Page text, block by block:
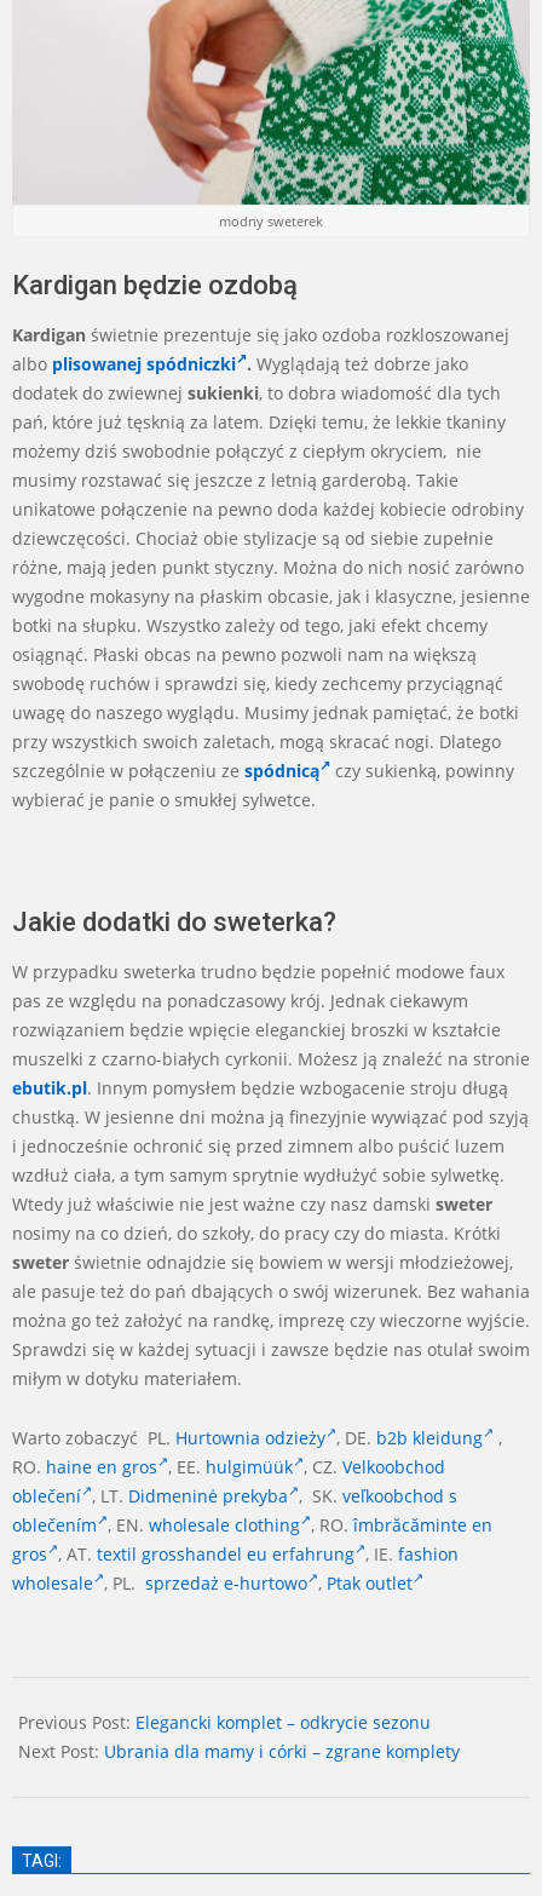
modny sweterek
Kardigan będzie ozdobą
Kardigan świetnie prezentuje się jako ozdoba rozkloszowanej
albo plisowanej spódniczki . Wyglądają też dobrze jako
dodatek do zwiewnej sukienki, to dobra wiadomość dla tych
pań, które już tęsknią za latem. Dzięki temu, że lekkie tkaniny
możemy dziś swobodnie połączyć z ciepłym okryciem, nie
musimy rozstawać się jeszcze z letnią garderobą. Takie
unikatowe połączenie na pewno doda każdej kobiecie odrobiny
dziewczęcości. Chociaż obie stylizacje są od siebie zupełnie
różne, mają jeden punkt styczny. Można do nich nosić zarówno
wygodne mokasyny na płaskim obcasie, jak i klasyczne, jesienne
botki na słupku. Wszystko zależy od tego, jaki efekt chcemy
osiągnąć. Płaski obcas na pewno pozwoli nam na większą
swobodę ruchów i sprawdzi się, kiedy zechcemy przyciągnąć
uwagę do naszego wyglądu. Musimy jednak pamiętać, że botki
przy wszystkich swoich zaletach, mogą skracać nogi. Dlatego
szczególnie w połączeniu ze spódnicą
czy sukienką, powinny
wybierać je panie o smukłej sylwetce.
Jakie dodatki do sweterka?
W przypadku sweterka trudno będzie popełnić modowe faux
pas ze względu na ponadczasowy krój. Jednak ciekawym
rozwiązaniem będzie wpięcie eleganckiej broszki w kształcie
muszelki z czarno-białych cyrkonii. Możesz ją znaleźć na stronie
ebutik.pl. Innym pomysłem będzie wzbogacenie stroju długą
chustką. W jesienne dni można ją finezyjnie wywiązać pod szyją
i jednocześnie ochronić się przed zimnem albo puścić luzem
wzdłuż ciała, a tym samym sprytnie wydłużyć sobie sylwetkę.
Wtedy już właściwie nie jest ważne czy nasz damski sweter
nosimy na co dzień, do szkoły, do pracy czy do miasta. Krótki
sweter świetnie odnajdzie się bowiem w wersji młodzieżowej,
ale pasuje też do pań dbających o swój wizerunek. Bez wahania
można go też założyć na randkę, imprezę czy wieczorne wyjście.
Sprawdzi się w każdej sytuacji i zawsze będzie nas otulał swoim
miłym w dotyku materiałem.
Warto zobaczyć PL. Hurtownia odzieży , DE. b2b kleidung
,
RO. haine en gros , EE. hulgimüük , CZ. Velkoobchod
oblečení , LT. Didmeninė prekyba , SK. veľkoobchod s
oblečením , EN. wholesale clothing , RO.îmbrăcăminte en
gros , AT. textil grosshandel eu erfahrung , IE. fashion
wholesale , PL. sprzedaż e-hurtowo , Ptak outlet
01-
08
Previous Post: Elegancki komplet – odkrycie sezonu
Next Post: Ubrania dla mamy i córki – zgrane komplety
TAGI: